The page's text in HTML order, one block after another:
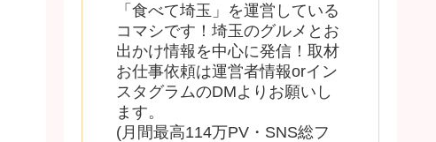
「食べて埼玉」を運営している
コマシです！埼玉のグルメとお
出かけ情報を中心に発信！取材
お仕事依頼は運営者情報orイン
スタグラムのDMよりお願いし
ます。
(月間最高114万PV・SNS総フ